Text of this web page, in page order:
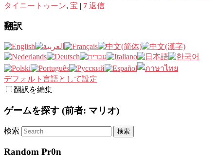
タイニートゥーン, 宝 | 7 返信
翻訳
デフォルト言語として設定
翻訳を編集
ゲームを探す (前者: マリオ)
検索
Random Pr0n